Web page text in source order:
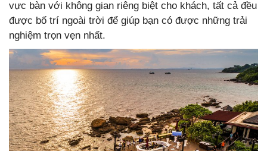
vực bàn với không gian riêng biệt cho khách, tất cả đều
được bố trí ngoài trời để giúp bạn có được những trải
nghiệm trọn vẹn nhất.